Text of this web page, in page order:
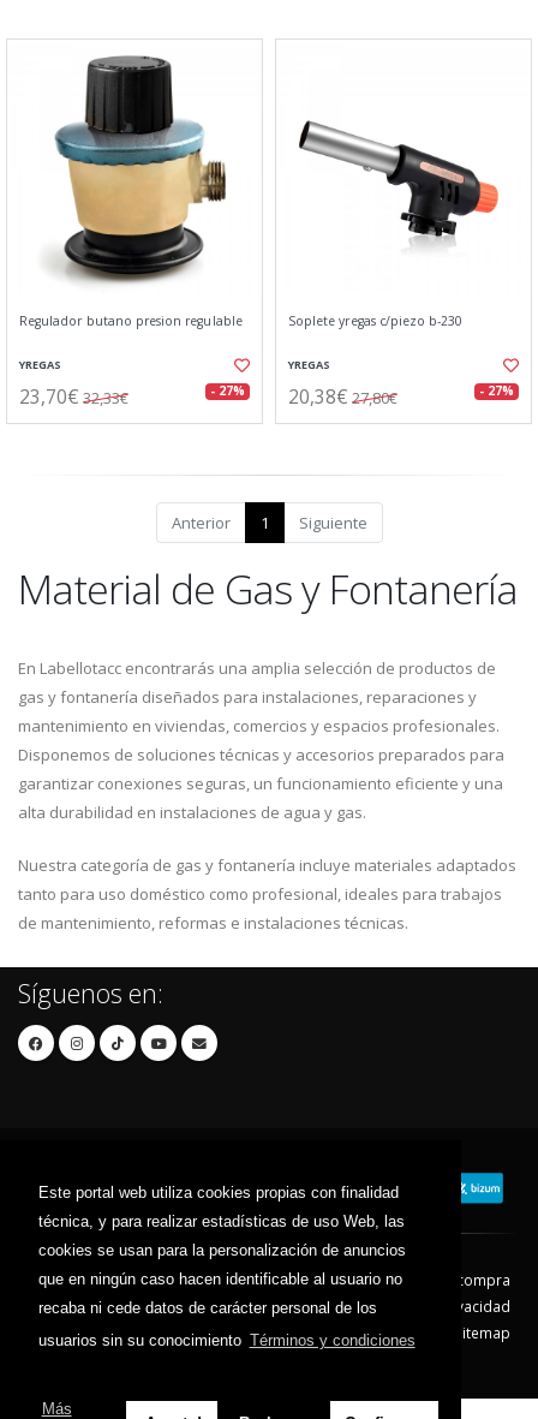
Este portal web utiliza cookies propias con finalidad
técnica, y para realizar estadísticas de uso Web, las
cookies se usan para la personalización de anuncios
que en ningún caso hacen identificable al usuario no
recaba ni cede datos de carácter personal de los
usuarios sin su conocimiento Términos y condiciones
Más
Regulador butano presion regulable
YREGAS
23,70€ 32,33€ - 27%
Soplete yregas c/piezo b-230
YREGAS
20,38€ 27,80€ - 27%
Anterior 1 Siguiente
Material de Gas y Fontanería
En Labellotacc encontrarás una amplia selección de productos de
gas y fontanería diseñados para instalaciones, reparaciones y
mantenimiento en viviendas, comercios y espacios profesionales.
Disponemos de soluciones técnicas y accesorios preparados para
garantizar conexiones seguras, un funcionamiento eficiente y una
alta durabilidad en instalaciones de agua y gas.
Nuestra categoría de gas y fontanería incluye materiales adaptados
tanto para uso doméstico como profesional, ideales para trabajos
de mantenimiento, reformas e instalaciones técnicas.
Síguenos en:
Contacto Aviso Legal
Condiciones de compra
Política de envíos
Política de devolución
Política de Privacidad
Política de Cookies
Sitemap